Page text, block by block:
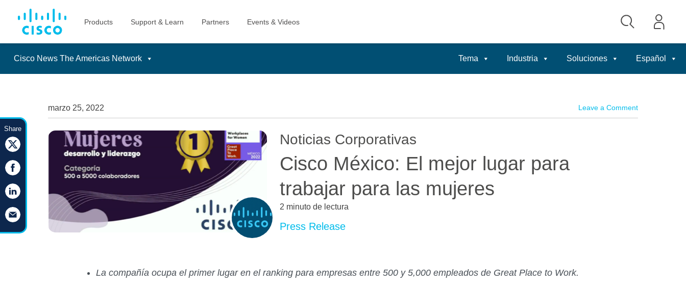
Cisco News The Americas Network Tema Industria Soluciones Español
marzo 25, 2022 Leave a Comment
Noticias Corporativas
Cisco México: El mejor lugar para
trabajar para las mujeres
2 minuto de lectura
Press Release
La compañía ocupa el primer lugar en el ranking para empresas entre 500 y 5,000 empleados de Great Place to Work.
Share